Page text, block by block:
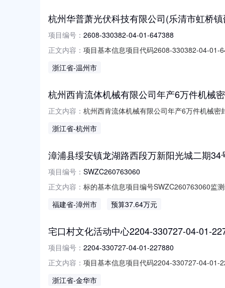
杭州华普萧光伏科技有限公司(乐清市虹桥
项目编号： 2608-330382-04-01-647388
正文内容： 项目基本信息项目代码2608-330382-04-01-
结果办理时间审批文号附件
浙江省-温州市
杭州西肯流体机械有限公司年产6万件机械
正文内容： 杭州西肯流体机械有限公司年产6万件机械
浙江省-杭州市
漳浦县绥安镇龙湖路西段万新阳光城二期
项目编号： SWZC260763060
正文内容： 标的基本信息项目编号SWZC260763060监
漳浦县不动产权第0026299号地址漳浦县绥
福建省-漳州市 预算37.64万元
宅口村文化活动中心2204-330727-04-01-
项目编号： 2204-330727-04-01-227880
正文内容： 项目基本信息项目代码2204-330727-04-01-
局）企业投资（含外商投资）项目备案（基
浙江省-金华市